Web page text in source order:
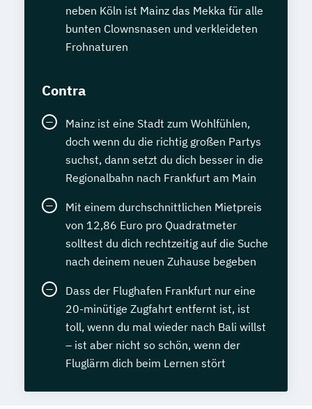
neben Köln ist Mainz das Mekka für alle
bunten Clownsnasen und verkleideten
Frohnaturen
Contra
Mainz ist eine Stadt zum Wohlfühlen,
doch wenn du die richtig großen Partys
suchst, dann setzt du dich besser in die
Regionalbahn nach Frankfurt am Main
Mit einem durchschnittlichen Mietpreis
von 12,86 Euro pro Quadratmeter
solltest du dich rechtzeitig auf die Suche
nach deinem neuen Zuhause begeben
Dass der Flughafen Frankfurt nur eine
20-minütige Zugfahrt entfernt ist, ist
toll, wenn du mal wieder nach Bali willst
– ist aber nicht so schön, wenn der
Fluglärm dich beim Lernen stört